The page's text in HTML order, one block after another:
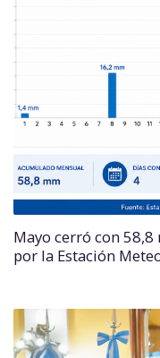
Mayo cerró con
por la Estación